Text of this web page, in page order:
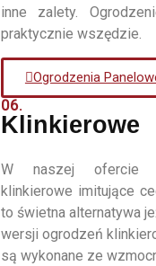
inne zalety.
praktycznie wszędzie.
Ogrodzenia
06.
Klinkierowe
W naszej ofercie
klinkierowe imitujące
to świetna alternatywa
wersji ogrodzeń
są wykonane ze